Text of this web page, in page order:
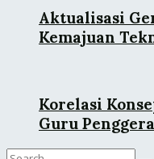
Aktualisasi
Kemajuan
Korelasi
Guru